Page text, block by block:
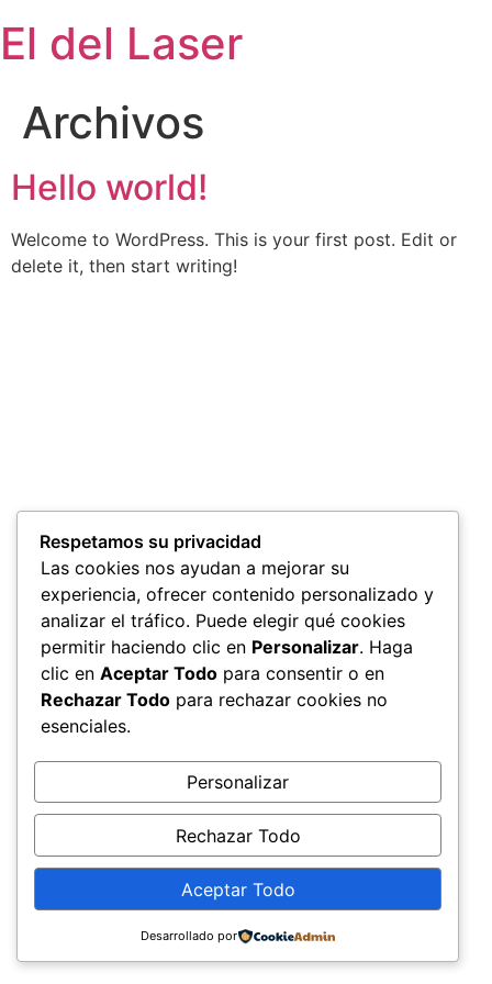
al
contenido
El del Laser
Archivos
Hello world!
Welcome to WordPress. This is your first post. Edit or
delete it, then start writing!
Respetamos su privacidad
Las cookies nos ayudan a mejorar su
experiencia, ofrecer contenido personalizado y
analizar el tráfico. Puede elegir qué cookies
permitir haciendo clic en Personalizar. Haga
clic en Aceptar Todo para consentir o en
Rechazar Todo para rechazar cookies no
esenciales.
Personalizar
Rechazar Todo
Aceptar Todo
Desarrollado por